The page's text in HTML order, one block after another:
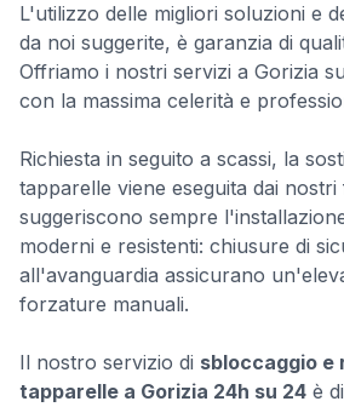
L'utilizzo delle migliori soluzioni e
da noi suggerite, è garanzia di
Offriamo i nostri servizi a Gorizia
con la massima celerità e
Richiesta in seguito a scassi, la
tapparelle viene eseguita dai
suggeriscono sempre
moderni e resistenti: chiusure di
all'avanguardia assicurano
forzature manuali.
Il nostro servizio di sbloccaggio e
tapparelle a Gorizia 24h su 24 è